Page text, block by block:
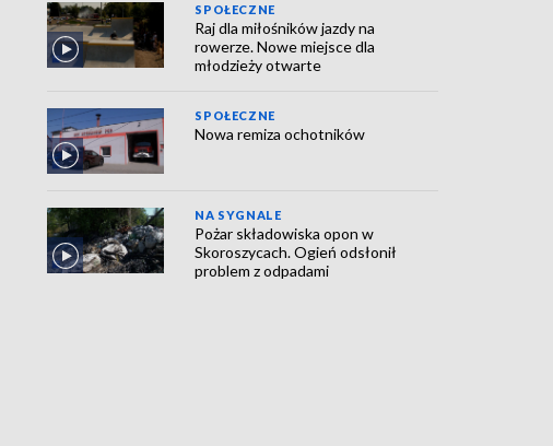
SPOŁECZNE
Raj dla miłośników jazdy na
rowerze. Nowe miejsce dla
młodzieży otwarte
SPOŁECZNE
Nowa remiza ochotników
NA SYGNALE
Pożar składowiska opon w
Skoroszycach. Ogień odsłonił
problem z odpadami